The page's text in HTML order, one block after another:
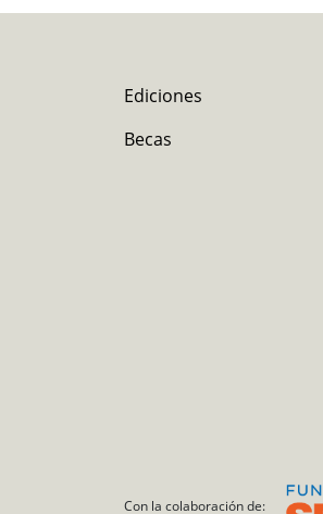
Ediciones
Becas
Con la colaboración de: